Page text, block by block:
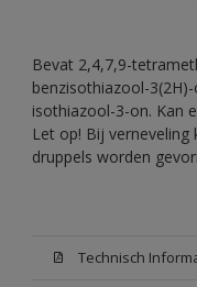
Bevat 2,4,7,9-
benzisothiazool-
isothiazool-3-on. Kan
Let op! Bij verneveling
druppels worden
Technisch